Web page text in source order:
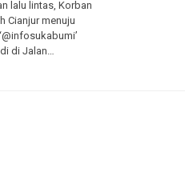
lalu lintas, Korban
Cianjur menuju
di Jalan…